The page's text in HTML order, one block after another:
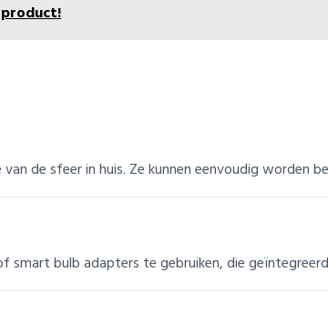
product!
de sfeer in huis. Ze kunnen eenvoudig worden
smart bulb adapters te gebruiken, die